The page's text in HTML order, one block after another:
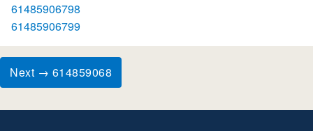
61485906798
61485906799
Next → 614859068